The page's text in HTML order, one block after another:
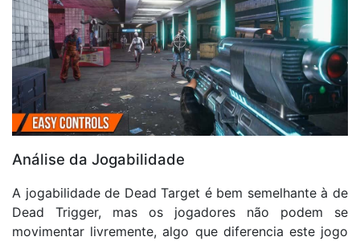
Análise da Jogabilidade
A jogabilidade de Dead Target é bem semelhante à de
Dead Trigger, mas os jogadores não podem se
movimentar livremente, algo que diferencia este jogo